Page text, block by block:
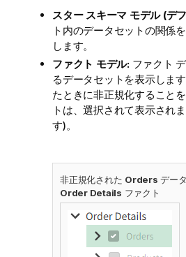
スター スキーマ モデル (デ
ト内のデータセットの関係
します。
ファクト モデル: ファクト
るデータセットを表示しま
たときに非正規化すること
トは、選択されて表示され
す)。
非正規化された Orders デー
Order Details ファクト